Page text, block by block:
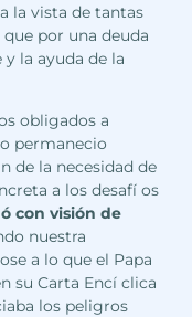
la vista de tantas
por una deuda
la ayuda de la
obligados a
permanecio
de la necesidad de
a los desafí os
con visión de
nuestra
a lo que el Papa
su Carta Encí clica
los peligros